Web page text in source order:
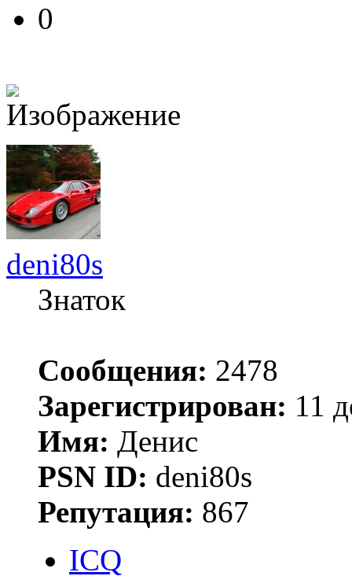
0
deni80s
Знаток
Сообщения: 2478
Зарегистрирован: 11
Имя: Денис
PSN ID: deni80s
Репутация: 867
ICQ